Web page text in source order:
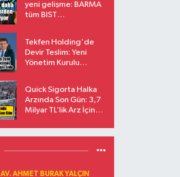
yeni gelişme: BARMA
tüm BIST
Tekfen Holding'de
Devir Teslim: Yeni
Yönetim Kurulu
Quick Sigorta Halka
Arzında Son Gün: 3,7
Milyar TL’lik Arz İçin
Eriyor
AV. AHMET BURAK YALÇIN